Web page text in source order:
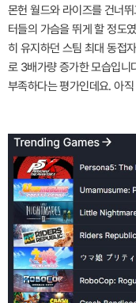
몬헌 월드와 라이즈를 건너
터들의 가슴을 뛰게 할 정도
히 유지하던 스팀 최대 동접
로 3배가량 증가한 모습입니
부족하다는 평가인데요. 아